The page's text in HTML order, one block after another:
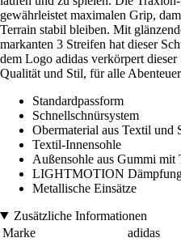
gewährleistet maximalen Grip,
Terrain stabil bleiben. Mit
markanten 3 Streifen hat dieser
dem Logo adidas verkörpert
Qualität und Stil, für alle
Standardpassform
Schnellschnürsystem
Obermaterial aus Textil und
Textil-Innensohle
Außensohle aus Gummi mit
LIGHTMOTION
Metallische Einsätze
Zusätzliche Informationen
Marke
adidas